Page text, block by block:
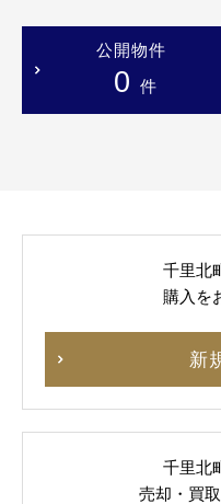
公開物件
0 件
千里北
購入を
新
千里北
売却・買